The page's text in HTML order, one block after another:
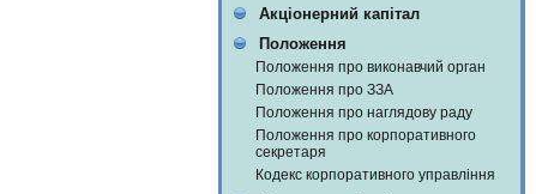
Акціонерний капітал
Положення
Положення про виконавчий орган
Положення про ЗЗА
Положення про наглядову раду
Положення про корпоративного
секретаря
Кодекс корпоративного управління